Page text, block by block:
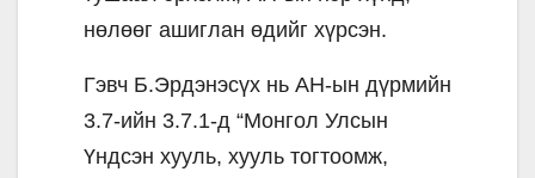
нөлөөг ашиглан өдийг хүрсэн.
Гэвч Б.Эрдэнэсүх нь АН-ын дүрмийн
3.7-ийн 3.7.1-д “Монгол Улсын
Үндсэн хууль, хууль тогтоомж,